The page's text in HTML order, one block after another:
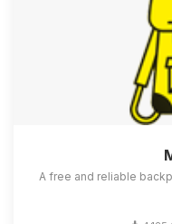
A free and reliable